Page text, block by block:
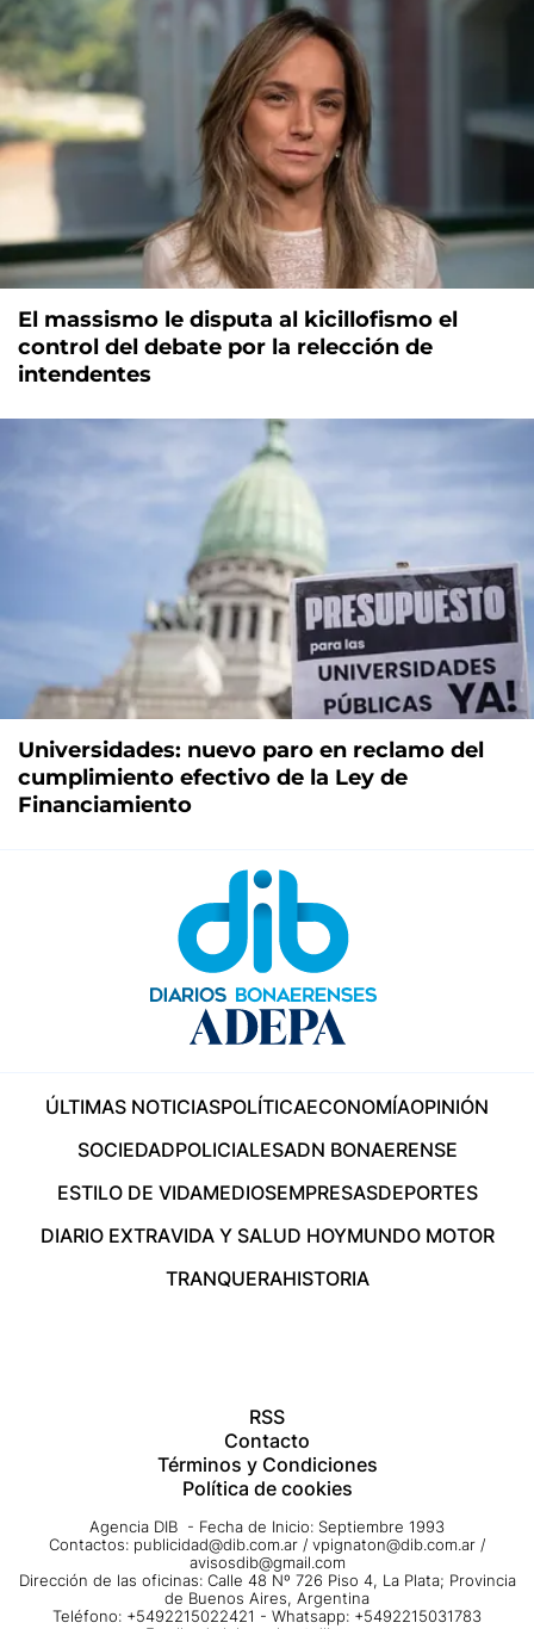
El massismo le disputa al kicillofismo el
control del debate por la relección de
intendentes
Universidades: nuevo paro en reclamo del
cumplimiento efectivo de la Ley de
Financiamiento
ÚLTIMAS NOTICIASPOLÍTICAECONOMÍAOPINIÓN
SOCIEDADPOLICIALESADN BONAERENSE
ESTILO DE VIDAMEDIOSEMPRESASDEPORTES
DIARIO EXTRAVIDA Y SALUD HOYMUNDO MOTOR
TRANQUERAHISTORIA
RSS
Contacto
Términos y Condiciones
Política de cookies
Agencia DIB - Fecha de Inicio: Septiembre 1993
Contactos: publicidad@dib.com.ar / vpignaton@dib.com.ar /
avisosdib@gmail.com
Dirección de las oficinas: Calle 48 Nº 726 Piso 4, La Plata; Provincia
de Buenos Aires, Argentina
Teléfono: +5492215022421 - Whatsapp: +5492215031783